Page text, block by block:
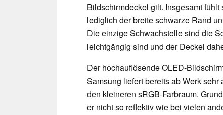
Bildschirmdeckel gilt. Insgesamt
lediglich der breite schwarze Rand
Die einzige Schwachstelle sind die
leichtgängig sind und der Deckel
Der hochauflösende OLED-
Samsung liefert bereits ab Werk
den kleineren sRGB-Farbraum.
er nicht so reflektiv wie bei vielen